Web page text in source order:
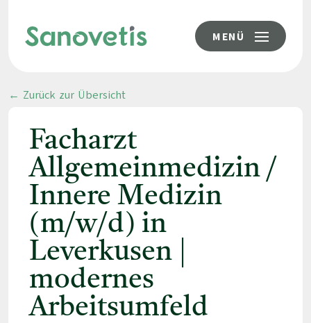
MENÜ
← Zurück zur Übersicht
Facharzt
Allgemeinmedizin /
Innere Medizin
(m/w/d) in
Leverkusen |
modernes
Arbeitsumfeld